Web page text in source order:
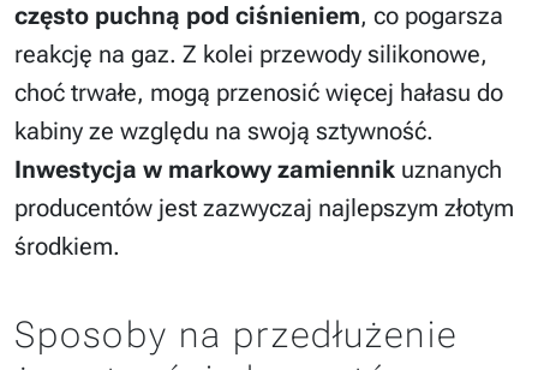
często puchną pod ciśnieniem, co pogarsza
reakcję na gaz. Z kolei przewody silikonowe,
choć trwałe, mogą przenosić więcej hałasu do
kabiny ze względu na swoją sztywność.
Inwestycja w markowy zamiennik uznanych
producentów jest zazwyczaj najlepszym złotym
środkiem.
Sposoby na przedłużenie